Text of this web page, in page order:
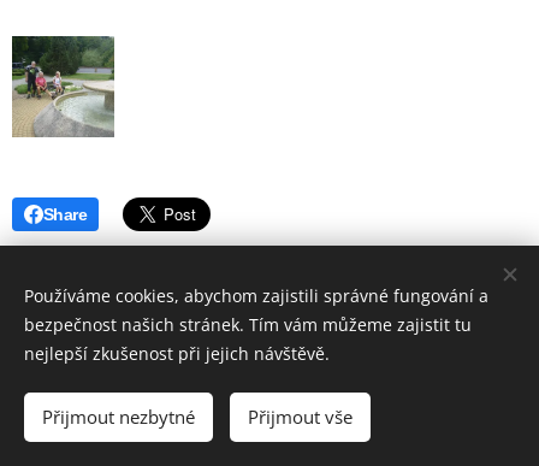
Share
© 2019 Hostinec u nádraží Červenka | Všechna práva vyhrazena
Vytvořeno službouWebnode
Používáme cookies, abychom zajistili správné fungování a
bezpečnost našich stránek. Tím vám můžeme zajistit tu
nejlepší zkušenost při jejich návštěvě.
Přijmout nezbytné Přijmout vše